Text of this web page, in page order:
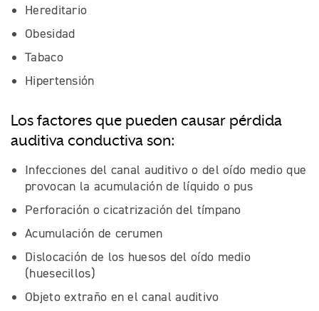
Hereditario
Obesidad
Tabaco
Hipertensión
Los factores que pueden causar pérdida
auditiva conductiva son:
Infecciones del canal auditivo o del oído medio que
provocan la acumulación de líquido o pus
Perforación o cicatrización del tímpano
Acumulación de cerumen
Dislocación de los huesos del oído medio
(huesecillos)
Objeto extraño en el canal auditivo